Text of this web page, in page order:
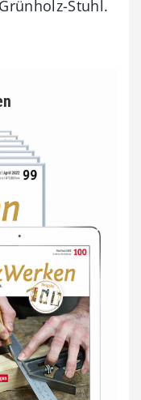
Stuhl.